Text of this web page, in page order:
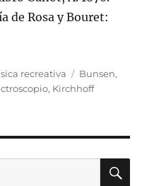
de Rosa y Bouret:
recreativa Etiquetas
Bunsen,
, Kirchhoff